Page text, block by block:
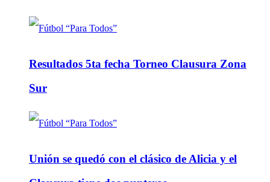
Resultados 5ta fecha Torneo Clausura Zona
Sur
Unión se quedó con el clásico de Alicia y el